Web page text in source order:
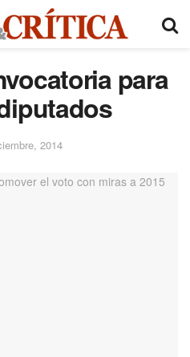
para
2014